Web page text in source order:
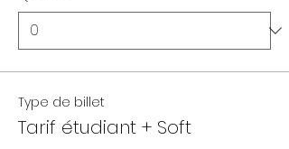
Type de billet
Tarif étudiant + Soft